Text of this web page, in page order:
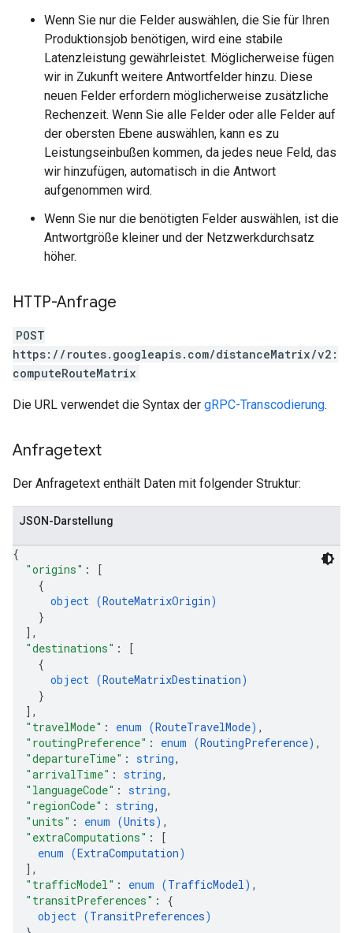
Wenn Sie nur die Felder auswählen, die Sie für Ihren
Produktionsjob benötigen, wird eine stabile
Latenzleistung gewährleistet. Möglicherweise fügen
wir in Zukunft weitere Antwortfelder hinzu. Diese
neuen Felder erfordern möglicherweise zusätzliche
Rechenzeit. Wenn Sie alle Felder oder alle Felder auf
der obersten Ebene auswählen, kann es zu
Leistungseinbußen kommen, da jedes neue Feld, das
wir hinzufügen, automatisch in die Antwort
aufgenommen wird.
Wenn Sie nur die benötigten Felder auswählen, ist die
Antwortgröße kleiner und der Netzwerkdurchsatz
höher.
HTTP-Anfrage
POST
https://routes.googleapis.com/distanceMatrix/v2:
computeRouteMatrix
Die URL verwendet die Syntax der gRPC-Transcodierung.
Anfragetext
Der Anfragetext enthält Daten mit folgender Struktur:
JSON-Darstellung
{
"origins" :
[
{
object (RouteMatrixOrigin)
}
] ,
"destinations" :
[
{
object (RouteMatrixDestination)
}
] ,
"travelMode" : enum (RouteTravelMode) ,
"routingPreference" : enum (RoutingPreference) ,
"departureTime" : string,
"arrivalTime" : string,
"languageCode" : string,
"regionCode" : string,
"units" : enum (Units) ,
"extraComputations" :
[
enum (ExtraComputation)
] ,
"trafficModel" : enum (TrafficModel) ,
"transitPreferences" : {
object (TransitPreferences)